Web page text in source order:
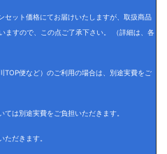
ット価格にてお届けいたしますが、取扱商品
ますので、この点ご了承下さい。 （詳細は、各
便など）のご利用の場合は、別途実費をご
は別途実費をご負担いただきます。
だきます。